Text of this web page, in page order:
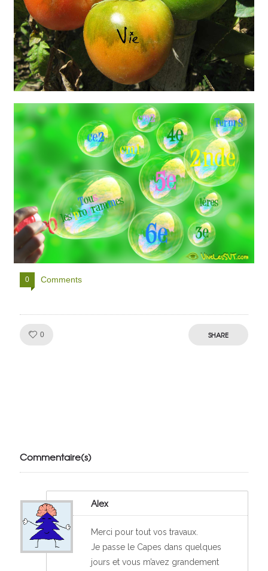
0 Comments
0 SHARE
Commentaire(s)
Alex
Merci pour tout vos travaux.
Je passe le Capes dans quelques
jours et vous m’avez grandement